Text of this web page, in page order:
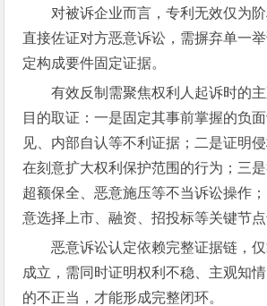
对被诉企业而言，专利无效仅为
直接佐证对方恶意诉讼，需摒弃单一
定构成要件固定证据。
有效反制需聚焦权利人起诉时的
目的取证：一是固定其事前掌握的负
见、内部自认等不利证据；二是证明
在刻意扩大权利保护范围的行为；三是
超额保全、恶意施压等不当诉讼操作
意选择上市、融资、招投标等关键节点
恶意诉讼认定依赖完整证据链，
成立，需同时证明权利不稳、主观知
的不正当，才能形成完整闭环。